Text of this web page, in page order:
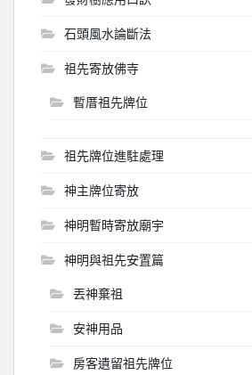
石頭風水論斷法
祖先寄放佛寺
暫厝祖先牌位
祖先牌位進駐處理
神主牌位寄放
神明暫時寄放廟宇
神明與祖先安置篇
丟神棄祖
安神用品
房客遺留祖先牌位